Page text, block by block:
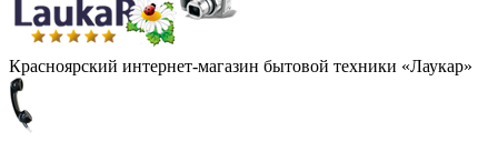
Красноярский интернет-магазин бытовой техники «Лаукар»